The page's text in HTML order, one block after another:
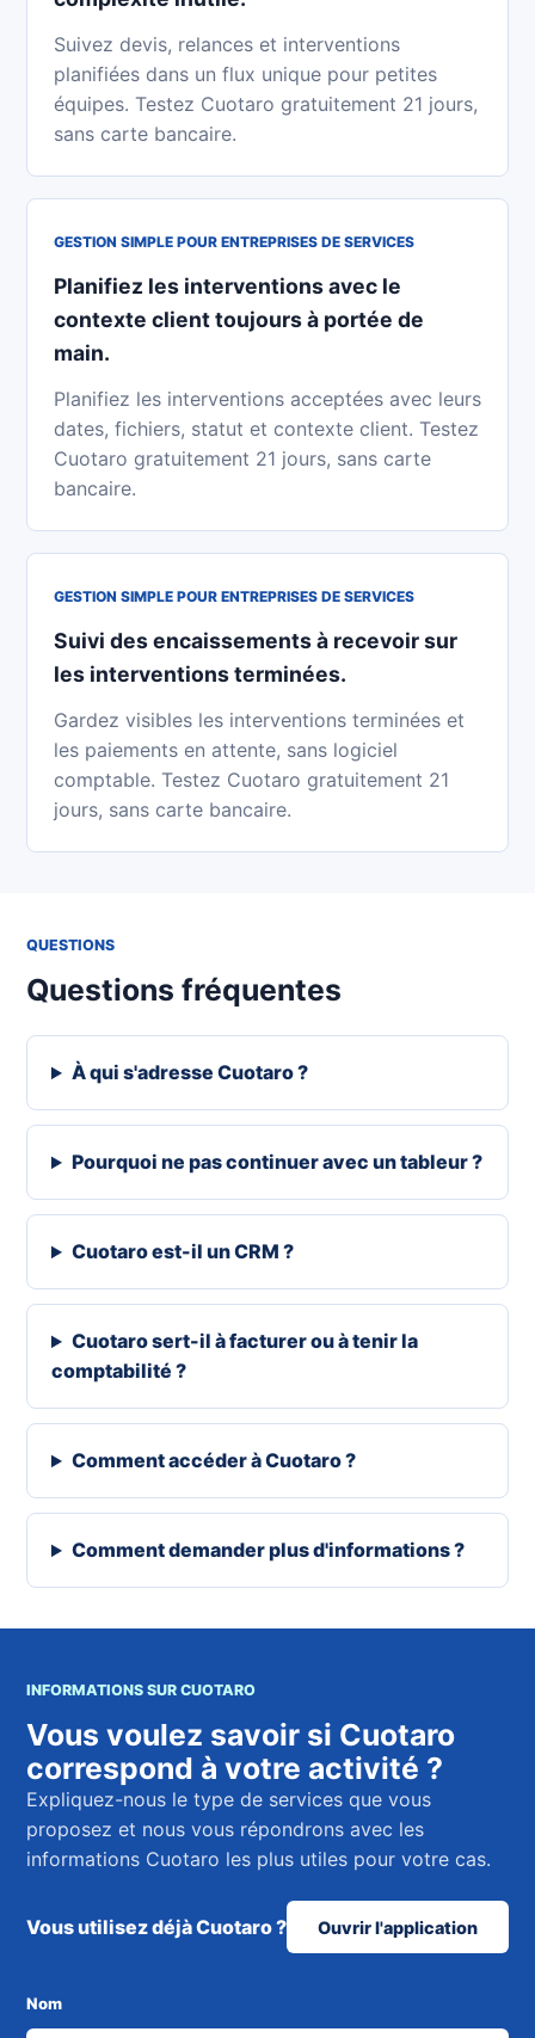
Suivez devis, relances et interventions
planifiées dans un flux unique pour petites
équipes. Testez Cuotaro gratuitement 21 jours,
sans carte bancaire.
GESTION SIMPLE POUR ENTREPRISES DE SERVICES
Planifiez les interventions avec le
contexte client toujours à portée de
main.
Planifiez les interventions acceptées avec leurs
dates, fichiers, statut et contexte client. Testez
Cuotaro gratuitement 21 jours, sans carte
bancaire.
GESTION SIMPLE POUR ENTREPRISES DE SERVICES
Suivi des encaissements à recevoir sur
les interventions terminées.
Gardez visibles les interventions terminées et
les paiements en attente, sans logiciel
comptable. Testez Cuotaro gratuitement 21
jours, sans carte bancaire.
QUESTIONS
Questions fréquentes
À qui s'adresse Cuotaro ?
Pourquoi ne pas continuer avec un tableur ?
Cuotaro est-il un CRM ?
Cuotaro sert-il à facturer ou à tenir la
comptabilité ?
Comment accéder à Cuotaro ?
Comment demander plus d'informations ?
INFORMATIONS SUR CUOTARO
Vous voulez savoir si Cuotaro
correspond à votre activité ?
Expliquez-nous le type de services que vous
proposez et nous vous répondrons avec les
informations Cuotaro les plus utiles pour votre cas.
Vous utilisez déjà Cuotaro ? Ouvrir l'application
Nom